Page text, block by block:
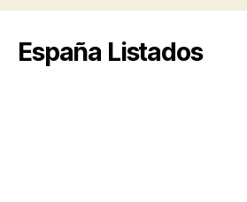
España Listados